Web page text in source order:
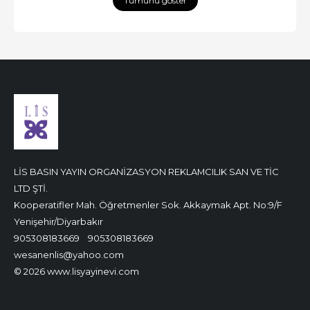
LİS BASIN YAYIN ORGANİZASYON REKLAMCILIK SAN VE TİC
LTD ŞTİ.
Kooperatifler Mah. Öğretmenler Sok. Akkaymak Apt. No:9/F
Yenişehir/Diyarbakır
905308183669
905308183669
wesanenlis@yahoo.com
© 2026 www.lisyayinevi.com